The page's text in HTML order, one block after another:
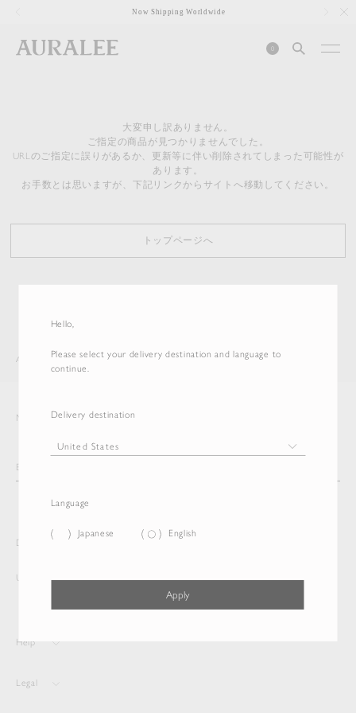
Hello,
Please select your delivery destination and language to
continue.
Delivery destination
Language
Japanese English
Apply
Now Shipping Worldwide
0
大変申し訳ありません。
ご指定の商品が見つかりませんでした。
URLのご指定に誤りがあるか、更新等に伴い削除されてしまった可能性が
あります。
お手数とは思いますが、下記リンクからサイトへ移動してください。
トップページへ
AURALEE ITEM
Newsletter
Delivery destination and Language
United States English
Help
Legal